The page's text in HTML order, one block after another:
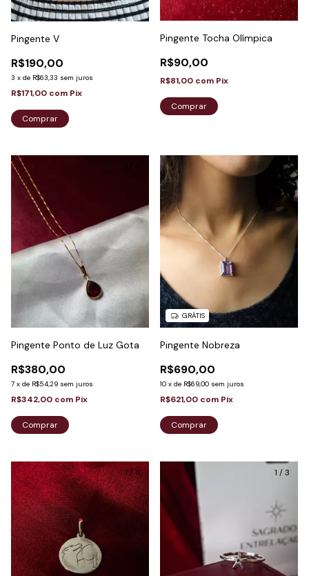
Pingente V
R$190,00
3 x de R$63,33 sem juros
R$171,00 com Pix
Comprar
Pingente Tocha Olímpica
R$90,00
R$81,00 com Pix
Comprar
1 / 4
Pingente Ponto de Luz Gota
R$380,00
7 x de R$54,29 sem juros
R$342,00 com Pix
Comprar
/2
GRÁTIS
Pingente Nobreza
R$690,00
10 x de R$69,00 sem juros
R$621,00 com Pix
Comprar
1 /4 1 /3